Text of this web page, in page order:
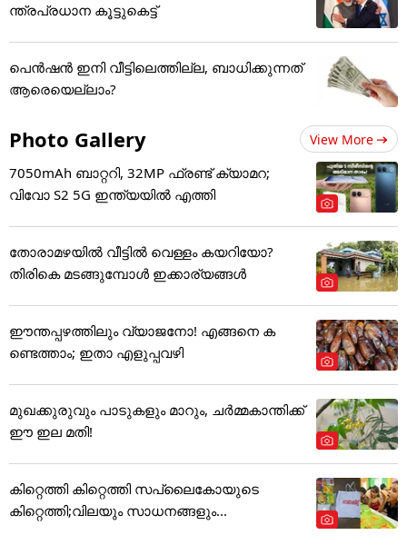
ന്ത്രപ്രധാന കൂട്ടുകെട്ട്
പെൻഷൻ ഇനി വീട്ടിലെത്തില്ല, ബാധിക്കുന്നത്
ആരെയെല്ലാം?
Photo Gallery View More
7050mAh ബാറ്ററി, 32MP ഫ്രണ്ട് ക്യാമറ;
വിവോ S2 5G ഇന്ത്യയിൽ എത്തി
തോരാമഴയിൽ വീട്ടിൽ വെള്ളം കയറിയോ?
തിരികെ മടങ്ങുമ്പോൾ ഇക്കാര്യങ്ങൾ
ഈന്തപ്പഴത്തിലും വ്യാജനോ! എങ്ങനെ ക
ണ്ടെത്താം; ഇതാ എളുപ്പവഴി
മുഖക്കുരുവും പാടുകളും മാറും, ചർമ്മകാന്തിക്ക്
ഈ ഇല മതി!
കിറ്റെത്തി കിറ്റെത്തി സപ്ലൈകോയുടെ
കിറ്റെത്തി;വിലയും സാധനങ്ങളും...